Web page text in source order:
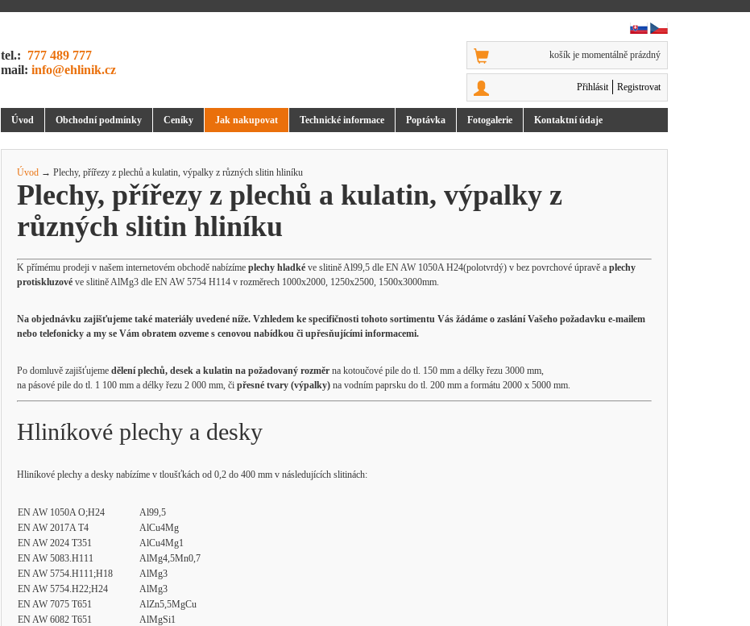
tel.: 777 489 777
mail: info@ehlinik.cz
košík je momentálně prázdný
Přihlásit Registrovat
Úvod Obchodní podmínky Ceníky Jak nakupovat Technické informace Poptávka Fotogalerie Kontaktní údaje
Úvod → Plechy, přířezy z plechů a kulatin, výpalky z různých slitin hliníku
Plechy, přířezy z plechů a kulatin, výpalky z
různých slitin hliníku
K přímému prodeji v našem internetovém obchodě nabízíme plechy hladké ve slitině Al99,5 dle EN AW 1050A H24(polotvrdý) v bez povrchové úpravě a plechy
protiskluzové ve slitině AlMg3 dle EN AW 5754 H114 v rozměrech 1000x2000, 1250x2500, 1500x3000mm.
Na objednávku zajišťujeme také materiály uvedené níže. Vzhledem ke specifičnosti tohoto sortimentu Vás žádáme o zaslání Vašeho požadavku e-mailem
nebo telefonicky a my se Vám obratem ozveme s cenovou nabídkou či upřesňujícími informacemi.
Po domluvě zajišťujeme dělení plechů, desek a kulatin na požadovaný rozměr na kotoučové pile do tl. 150 mm a délky řezu 3000 mm,
na pásové pile do tl. 1 100 mm a délky řezu 2 000 mm, či přesné tvary (výpalky) na vodním paprsku do tl. 200 mm a formátu 2000 x 5000 mm.
Hliníkové plechy a desky
Hliníkové plechy a desky nabízíme v tloušťkách od 0,2 do 400 mm v následujících slitinách:
EN AW 1050A O;H24
Al99,5
EN AW 2017A T4
AlCu4Mg
EN AW 2024 T351
AlCu4Mg1
EN AW 5083.H111
AlMg4,5Mn0,7
EN AW 5754.H111;H18
AlMg3
EN AW 5754.H22;H24
AlMg3
EN AW 7075 T651
AlZn5,5MgCu
EN AW 6082 T651
AlMgSi1